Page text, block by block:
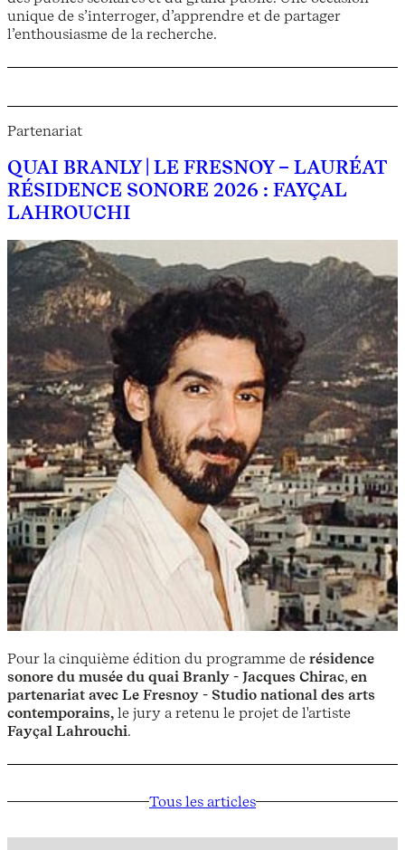
unique de s’interroger, d’apprendre et de partager
l’enthousiasme de la recherche.
Partenariat
QUAI BRANLY | LE FRESNOY – LAURÉAT
RÉSIDENCE SONORE 2026 : FAYÇAL
LAHROUCHI
Pour la cinquième édition du programme de résidence
sonore du musée du quai Branly - Jacques Chirac, en
partenariat avec Le Fresnoy - Studio national des arts
contemporains, le jury a retenu le projet de l'artiste
Fayçal Lahrouchi.
Tous les articles